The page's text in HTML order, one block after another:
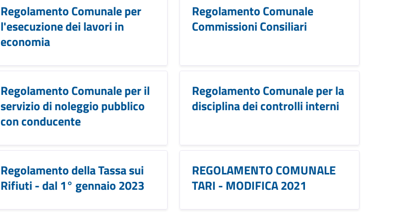
Regolamento Comunale per
l'esecuzione dei lavori in
economia
Regolamento Comunale
Commissioni Consiliari
Regolamento Comunale per il
servizio di noleggio pubblico
con conducente
Regolamento Comunale per la
disciplina dei controlli interni
Regolamento della Tassa sui
Rifiuti - dal 1° gennaio 2023
REGOLAMENTO COMUNALE
TARI - MODIFICA 2021